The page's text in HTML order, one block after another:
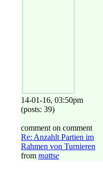
14-01-16, 03:50pm
(posts: 39)
comment on comment
Re: Anzahlt Partien im
Rahmen von Turnieren
from mattse